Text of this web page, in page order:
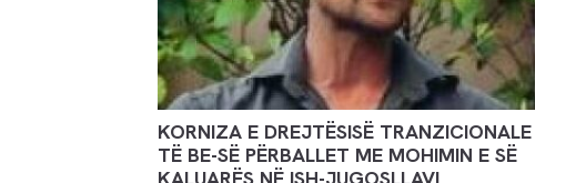
KORNIZA E DREJTËSISË TRANZICIONALE
TË BE-SË PËRBALLET ME MOHIMIN E SË